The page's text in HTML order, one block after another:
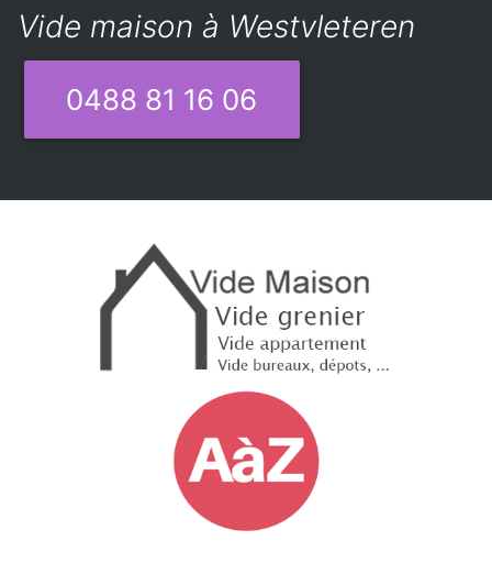
Vide maison à Westvleteren
0488 81 16 06